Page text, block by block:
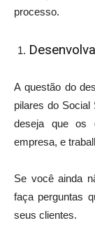
processo.
A questão do
pilares do
deseja que os
empresa, e
Se você ainda
faça perguntas
seus clientes.